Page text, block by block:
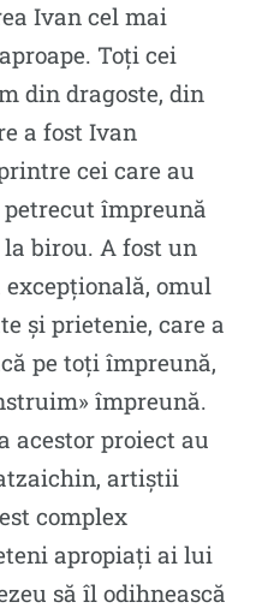
Ivan cel mai
Toți cei
din dragoste, din
a fost Ivan
cei care au
împreună
birou. A fost un
omul
și prietenie, care a
pe toți împreună,
împreună.
acestor proiect au
artiștii
complex
apropiați ai lui
să îl odihnească